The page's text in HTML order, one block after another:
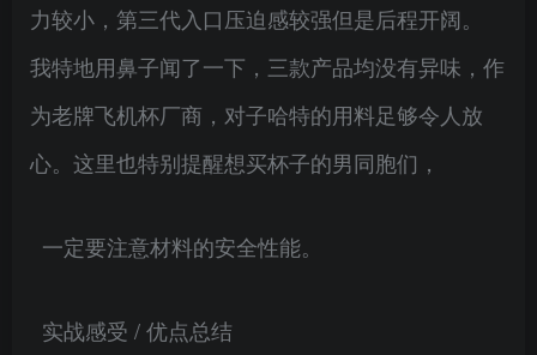
力较小，第三代入口压迫感较强但是后程开阔。
我特地用鼻子闻了一下，三款产品均没有异味，作
为老牌飞机杯厂商，对子哈特的用料足够令人放
心。这里也特别提醒想买杯子的男同胞们，
一定要注意材料的安全性能。
实战感受 / 优点总结